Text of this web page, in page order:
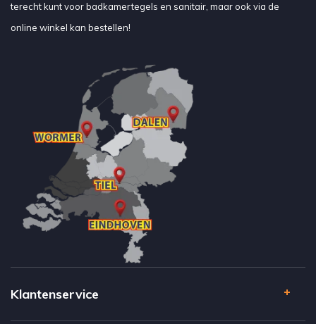
terecht kunt voor badkamertegels en sanitair, maar ook via de
online winkel kan bestellen!
Klantenservice